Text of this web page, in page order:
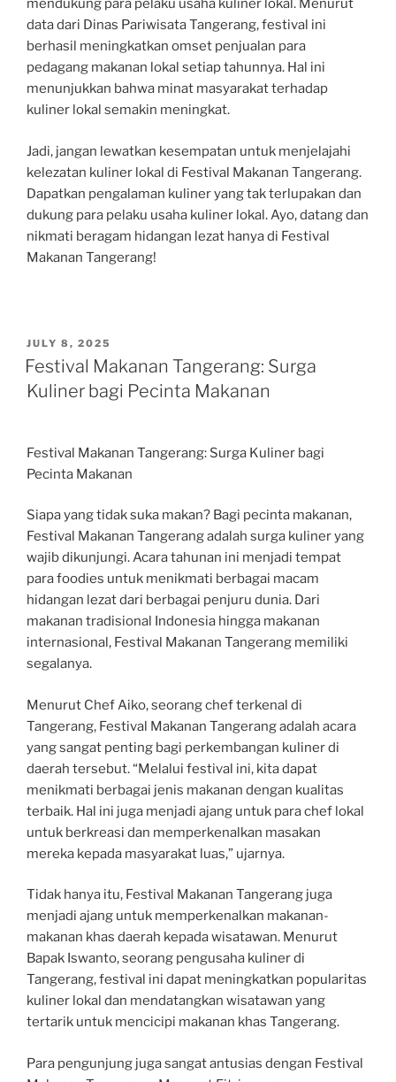
mendukung para pelaku usaha kuliner lokal. Menurut
data dari Dinas Pariwisata Tangerang, festival ini
berhasil meningkatkan omset penjualan para
pedagang makanan lokal setiap tahunnya. Hal ini
menunjukkan bahwa minat masyarakat terhadap
kuliner lokal semakin meningkat.
Jadi, jangan lewatkan kesempatan untuk menjelajahi
kelezatan kuliner lokal di Festival Makanan Tangerang.
Dapatkan pengalaman kuliner yang tak terlupakan dan
dukung para pelaku usaha kuliner lokal. Ayo, datang dan
nikmati beragam hidangan lezat hanya di Festival
Makanan Tangerang!
POSTED
ON
JULY 8, 2025
Festival Makanan Tangerang: Surga
Kuliner bagi Pecinta Makanan
Festival Makanan Tangerang: Surga Kuliner bagi
Pecinta Makanan
Siapa yang tidak suka makan? Bagi pecinta makanan,
Festival Makanan Tangerang adalah surga kuliner yang
wajib dikunjungi. Acara tahunan ini menjadi tempat
para foodies untuk menikmati berbagai macam
hidangan lezat dari berbagai penjuru dunia. Dari
makanan tradisional Indonesia hingga makanan
internasional, Festival Makanan Tangerang memiliki
segalanya.
Menurut Chef Aiko, seorang chef terkenal di
Tangerang, Festival Makanan Tangerang adalah acara
yang sangat penting bagi perkembangan kuliner di
daerah tersebut. “Melalui festival ini, kita dapat
menikmati berbagai jenis makanan dengan kualitas
terbaik. Hal ini juga menjadi ajang untuk para chef lokal
untuk berkreasi dan memperkenalkan masakan
mereka kepada masyarakat luas,” ujarnya.
Tidak hanya itu, Festival Makanan Tangerang juga
menjadi ajang untuk memperkenalkan makanan-
makanan khas daerah kepada wisatawan. Menurut
Bapak Iswanto, seorang pengusaha kuliner di
Tangerang, festival ini dapat meningkatkan popularitas
kuliner lokal dan mendatangkan wisatawan yang
tertarik untuk mencicipi makanan khas Tangerang.
Para pengunjung juga sangat antusias dengan Festival